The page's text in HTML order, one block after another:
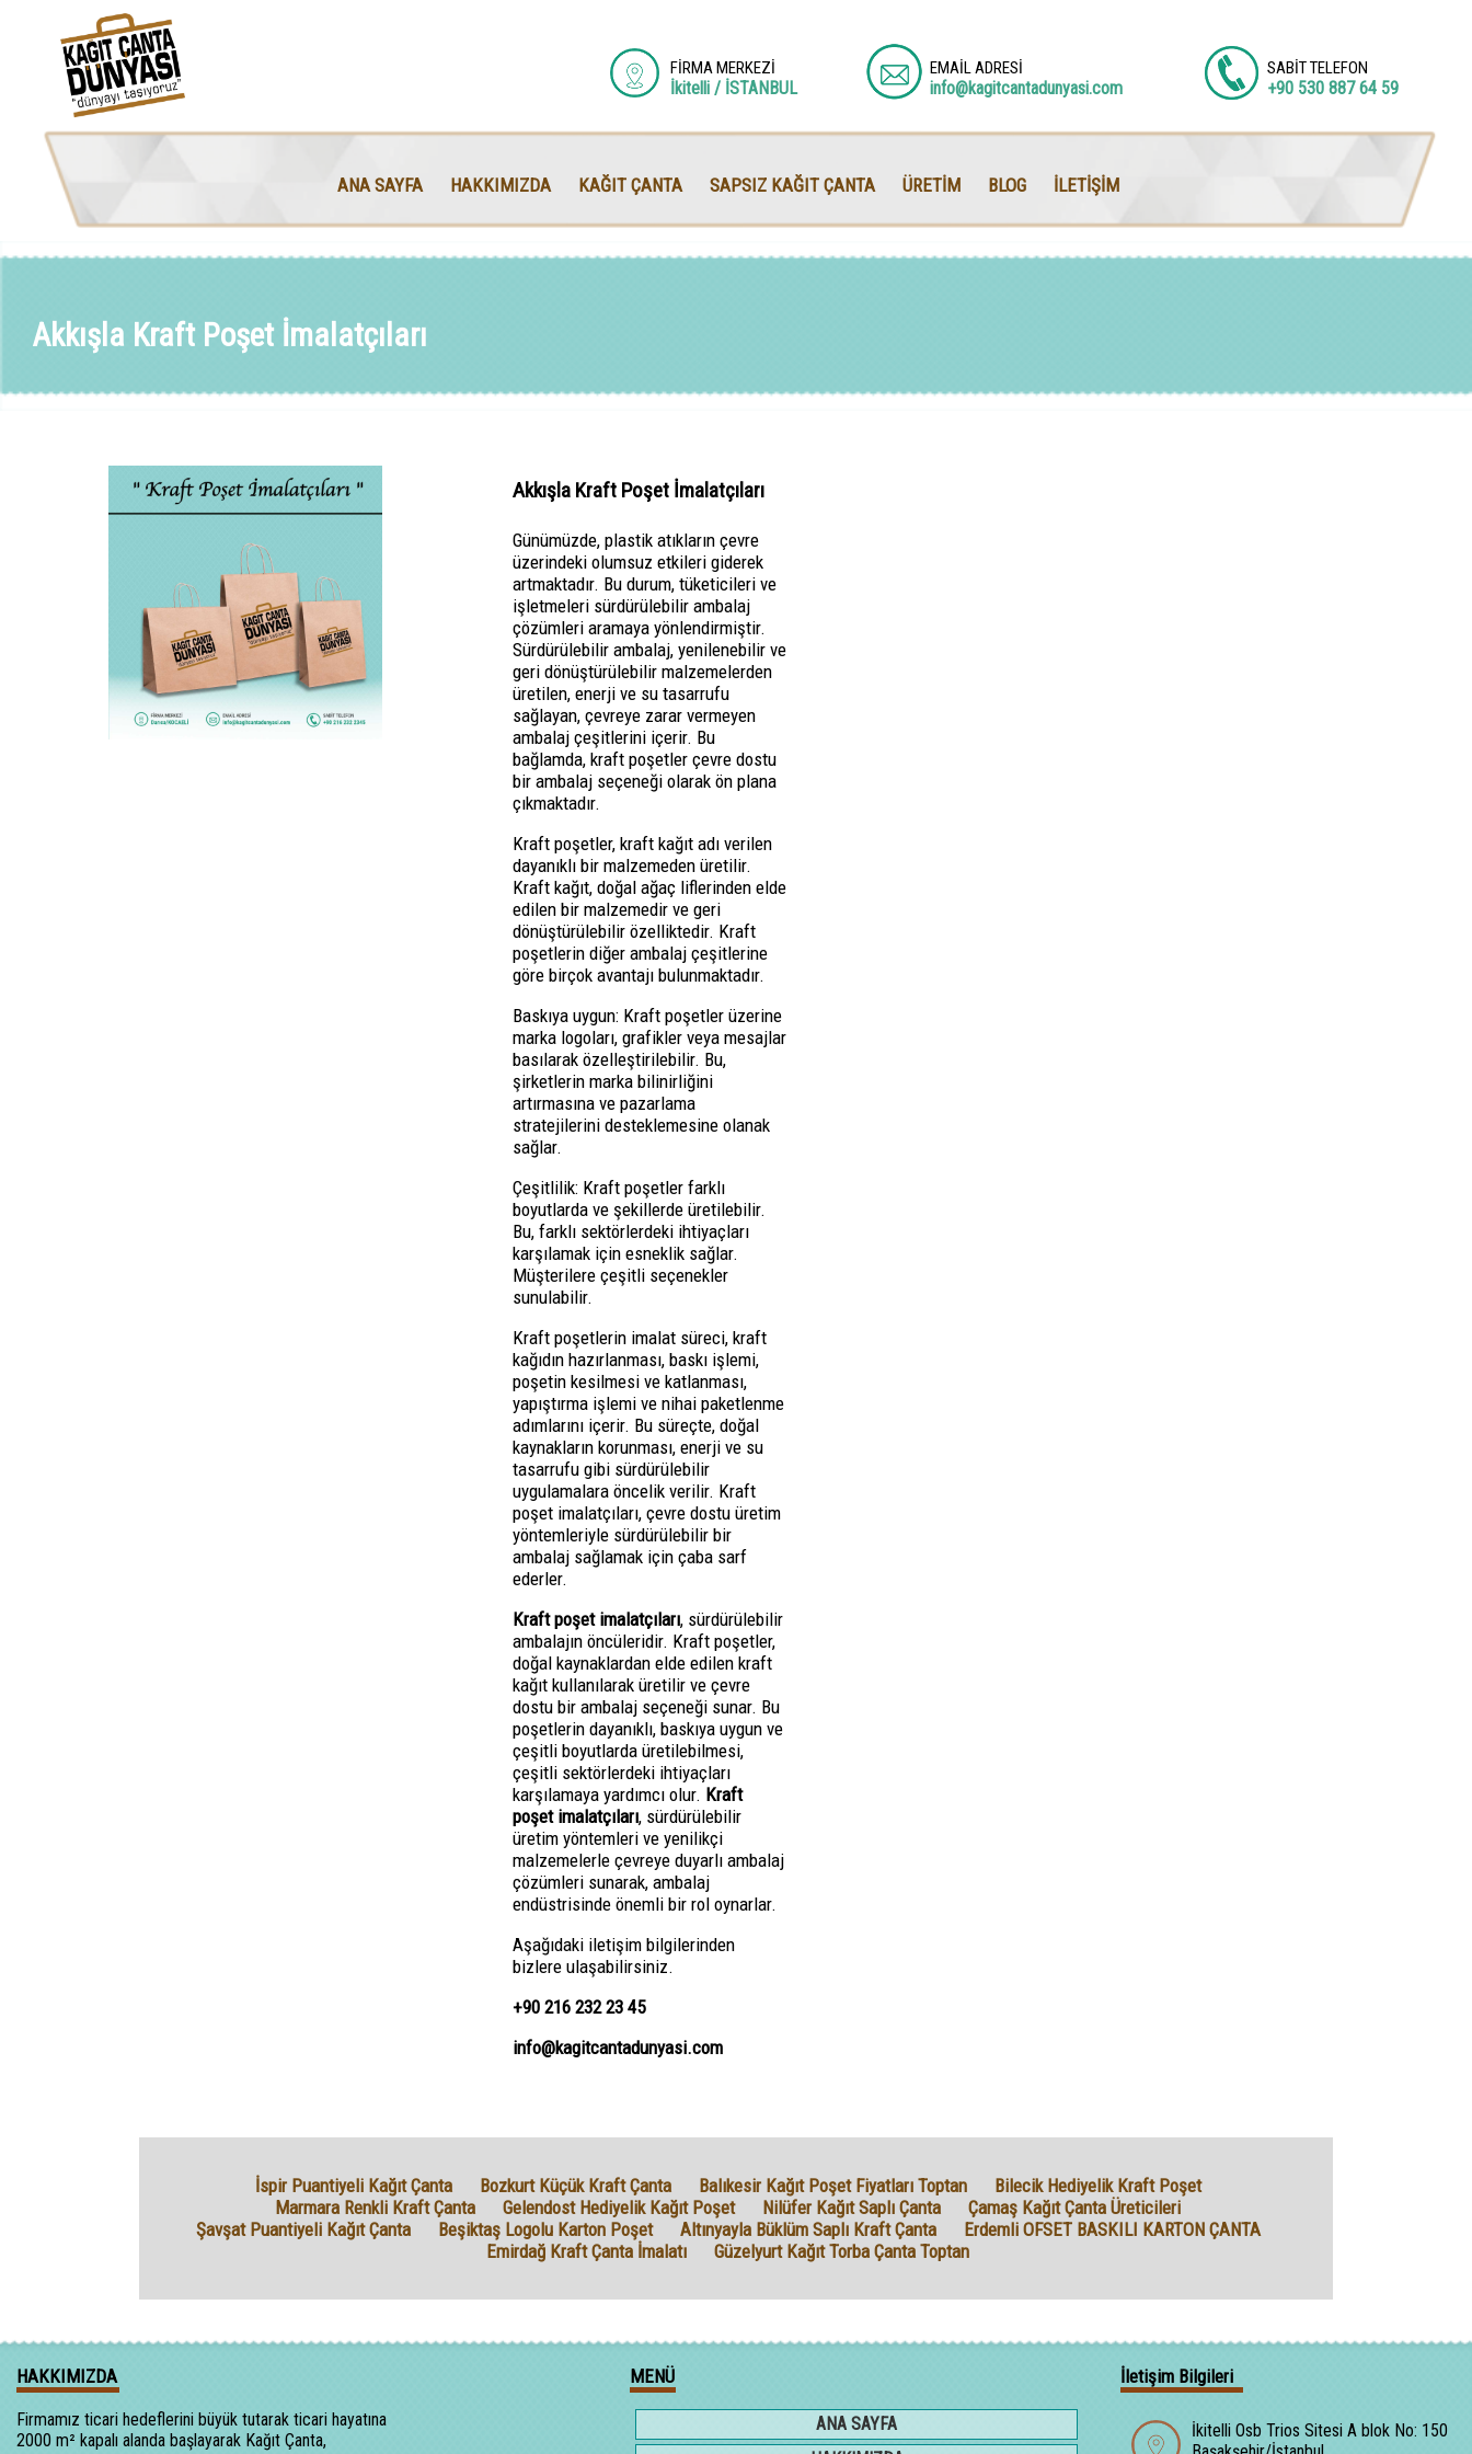
FİRMA MERKEZİ
İkitelli / İSTANBUL
EMAİL ADRESİ
info@kagitcantadunyasi.com
SABİT TELEFON
+90 530 887 64 59
ANA SAYFA HAKKIMIZDA KAĞIT ÇANTA SAPSIZ KAĞIT ÇANTA ÜRETİM BLOG İLETİŞİM
Akkışla Kraft Poşet İmalatçıları
Akkışla Kraft Poşet İmalatçıları
Günümüzde, plastik atıkların çevre
üzerindeki olumsuz etkileri giderek
artmaktadır. Bu durum, tüketicileri ve
işletmeleri sürdürülebilir ambalaj
çözümleri aramaya yönlendirmiştir.
Sürdürülebilir ambalaj, yenilenebilir ve
geri dönüştürülebilir malzemelerden
üretilen, enerji ve su tasarrufu
sağlayan, çevreye zarar vermeyen
ambalaj çeşitlerini içerir. Bu
bağlamda, kraft poşetler çevre dostu
bir ambalaj seçeneği olarak ön plana
çıkmaktadır.
Kraft poşetler, kraft kağıt adı verilen
dayanıklı bir malzemeden üretilir.
Kraft kağıt, doğal ağaç liflerinden elde
edilen bir malzemedir ve geri
dönüştürülebilir özelliktedir. Kraft
poşetlerin diğer ambalaj çeşitlerine
göre birçok avantajı bulunmaktadır.
Baskıya uygun: Kraft poşetler üzerine
marka logoları, grafikler veya mesajlar
basılarak özelleştirilebilir. Bu,
şirketlerin marka bilinirliğini
artırmasına ve pazarlama
stratejilerini desteklemesine olanak
sağlar.
Çeşitlilik: Kraft poşetler farklı
boyutlarda ve şekillerde üretilebilir.
Bu, farklı sektörlerdeki ihtiyaçları
karşılamak için esneklik sağlar.
Müşterilere çeşitli seçenekler
sunulabilir.
Kraft poşetlerin imalat süreci, kraft
kağıdın hazırlanması, baskı işlemi,
poşetin kesilmesi ve katlanması,
yapıştırma işlemi ve nihai paketlenme
adımlarını içerir. Bu süreçte, doğal
kaynakların korunması, enerji ve su
tasarrufu gibi sürdürülebilir
uygulamalara öncelik verilir. Kraft
poşet imalatçıları, çevre dostu üretim
yöntemleriyle sürdürülebilir bir
ambalaj sağlamak için çaba sarf
ederler.
Kraft poşet imalatçıları, sürdürülebilir
ambalajın öncüleridir. Kraft poşetler,
doğal kaynaklardan elde edilen kraft
kağıt kullanılarak üretilir ve çevre
dostu bir ambalaj seçeneği sunar. Bu
poşetlerin dayanıklı, baskıya uygun ve
çeşitli boyutlarda üretilebilmesi,
çeşitli sektörlerdeki ihtiyaçları
karşılamaya yardımcı olur. Kraft
poşet imalatçıları, sürdürülebilir
üretim yöntemleri ve yenilikçi
malzemelerle çevreye duyarlı ambalaj
çözümleri sunarak, ambalaj
endüstrisinde önemli bir rol oynarlar.
Aşağıdaki iletişim bilgilerinden
bizlere ulaşabilirsiniz.
+90 216 232 23 45
info@kagitcantadunyasi.com
İspir Puantiyeli Kağıt Çanta Bozkurt Küçük Kraft Çanta Balıkesir Kağıt Poşet Fiyatları Toptan
Bilecik Hediyelik Kraft Poşet
Marmara Renkli Kraft Çanta
Gelendost Hediyelik Kağıt Poşet Nilüfer Kağıt Saplı Çanta
Çamaş Kağıt Çanta Üreticileri
Şavşat Puantiyeli Kağıt Çanta
Beşiktaş Logolu Karton Poşet Altınyayla Büklüm Saplı Kraft Çanta
Erdemli OFSET BASKILI KARTON ÇANTA
Emirdağ Kraft Çanta İmalatı
Güzelyurt Kağıt Torba Çanta Toptan
HAKKIMIZDA
Firmamız ticari hedeflerini büyük tutarak ticari hayatına
2000 m² kapalı alanda başlayarak Kağıt Çanta,
MENÜ
ANA SAYFA
İletişim Bilgileri
İkitelli Osb Trios Sitesi A blok No: 150